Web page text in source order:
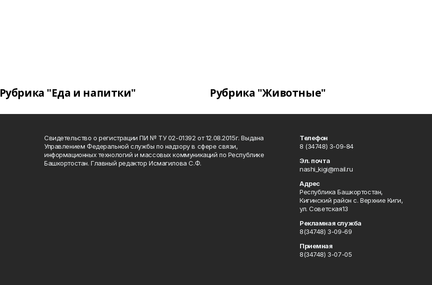
Рубрика "Еда и напитки" Рубрика "Животные"
Свидетельство о регистрации ПИ № ТУ 02-01392 от 12.08.2015г. Выдана
Управлением Федеральной службы по надзору в сфере связи,
информационных технологий и массовых коммуникаций по Республике
Башкортостан. Главный редактор Исмагилова С.Ф.
Телефон
8 (34748) 3-09-84
Эл. почта
nashi_kigi@mail.ru
Адрес
Республика Башкортостан,
Кигинский район с. Верхние Киги,
ул. Советская13
Рекламная служба
8(34748) 3-09-69
Приемная
8(34748) 3-07-05